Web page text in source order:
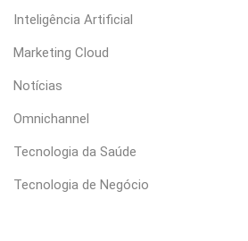
Inteligência Artificial
Marketing Cloud
Notícias
Omnichannel
Tecnologia da Saúde
Tecnologia de Negócio